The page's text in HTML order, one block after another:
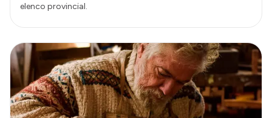
elenco provincial.